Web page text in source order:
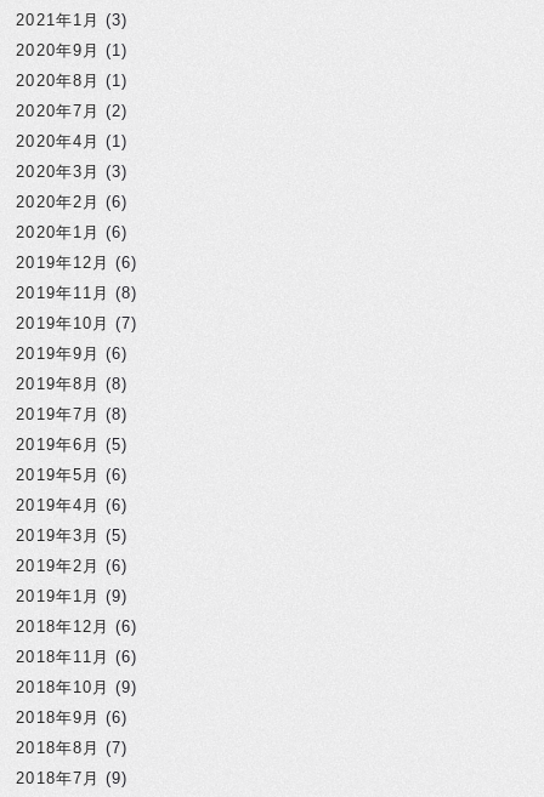
2021年1月 (3)
2020年9月 (1)
2020年8月 (1)
2020年7月 (2)
2020年4月 (1)
2020年3月 (3)
2020年2月 (6)
2020年1月 (6)
2019年12月 (6)
2019年11月 (8)
2019年10月 (7)
2019年9月 (6)
2019年8月 (8)
2019年7月 (8)
2019年6月 (5)
2019年5月 (6)
2019年4月 (6)
2019年3月 (5)
2019年2月 (6)
2019年1月 (9)
2018年12月 (6)
2018年11月 (6)
2018年10月 (9)
2018年9月 (6)
2018年8月 (7)
2018年7月 (9)